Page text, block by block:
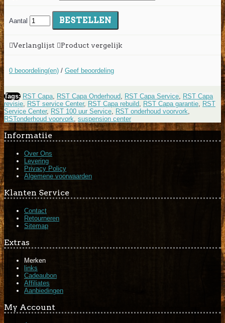
Aantal BESTELLEN
Verlanglijst Product vergelijk
0 beoordeling(en) / Geef beoordeling
Tags: RST Capa RST Capa Onderhoud RST Capa Service
RST Capa
revisie
RST service Center, RST Capa rebuild RST Capa garantie
RST
Service Center, RST 100 uur Service RST onderhoud voorvork
RSTonderhoud voorvork suspension center
Informatiie
Over Ons
Levering
Privacy Policy
Algemene voorwaarden
Klanten Service
Contact
Retourneren
Sitemap
Extras
Merken
links
Cadeaubon
Affiliates
Aanbiedingen
My Account